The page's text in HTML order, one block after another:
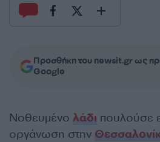
Προσθήκη του newsit.gr ως
Google
Νοθευμένο λάδι πουλούσε
οργάνωση στην